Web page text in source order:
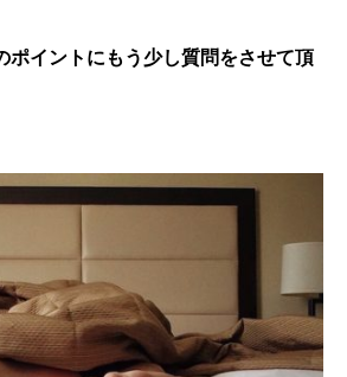
ポイントにもう少し質問をさせて頂